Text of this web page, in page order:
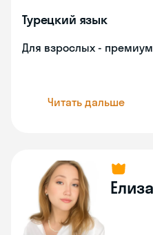
Турецкий язык
Для взрослых - премиум
Читать дальше